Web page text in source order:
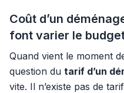
Coût d’un
font varier le
Quand vient le moment
question du tarif d’un
vite. Il n’existe pas de